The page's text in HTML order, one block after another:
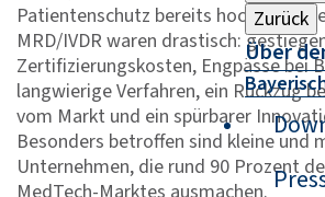
Zurück
Über
Patientenschutz bereits hochhielt.
MRD/IVDR waren drastisch:
Zertifizierungskosten, Engpässe bei
langwierige Verfahren, ein Rückzug
vom Markt und ein spürbarer
Besonders betroffen sind kleine und
Unternehmen, die rund 90 Prozent
MedTech-Marktes ausmachen.